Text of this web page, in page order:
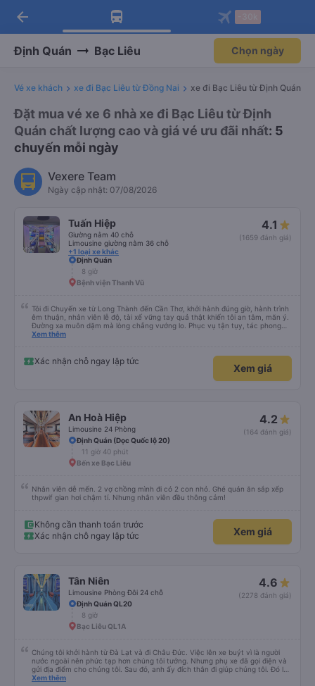
Tải app Vexere ngay!
Nhận ưu đãi thành viên độc
Mở app
Tải app Vexere
-30k/ghế khi đặt vé máy bay qua
Mở app
arrow_back
Định Quán Bạc Liêu Chọn ngày
Vé xe khách xe đi Bạc Liêu từ Đồng Nai xe đi Bạc Liêu từ Định Quán
Đặt mua vé xe 6 nhà xe đi Bạc Liêu từ Định
Quán chất lượng cao và giá vé ưu đãi nhất: 5
chuyến mỗi ngày
Vexere Team
Ngày cập nhật: 07/08/2026
Tuấn Hiệp
Giường nằm 40 chỗ
Limousine giường nằm 36 chỗ
+1 loại xe khác
4.1
(1659 đánh giá)
Định Quán
8 giờ
Bệnh viện Thanh Vũ
Tôi đi Chuyến xe từ Long Thành đến Cần Thơ, khởi hành đúng giờ, hành trình
êm thuận, nhân viên lễ độ, tài xế vững tay quả thật khiến tôi an tâm, mãn ý.
Đường xa muôn dặm mà lòng chẳng vướng lo. Phục vụ tận tụy, tác phong
nghiêm cẩn, hiếm thấy giữa thời buổi kim tiền vội vã. Xã hội loạn đạo. Xin gửi
Xem thêm
Xác nhận chỗ ngay lập tức
Xem giá
An Hoà Hiệp
Limousine 24 Phòng
4.2
(164 đánh giá)
Định Quán (Dọc Quốc lộ 20)
11 giờ 40 phút
Bến xe Bạc Liêu
Nhân viên dễ mến. 2 vợ chồng mình đi có 2 con nhỏ. Ghé quán ăn sắp xếp
thpwif gian hơi chậm tí. Nhưng nhân viên đều thông cảm!
Không cần thanh toán trước
Xác nhận chỗ ngay lập tức
Xem giá
Tân Niên
Limousine Phòng Đôi 24 chỗ
4.6
(2278 đánh giá)
Định Quán QL20
8 giờ
Bạc Liêu QL1A
Chúng tôi khởi hành từ Đà Lạt và đi Châu Đức. Việc lên xe buýt vì là người
nước ngoài nên phức tạp hơn chúng tôi tưởng. Nhưng phụ xe đã gọi điện và
gửi địa điểm cho chúng tôi. Sau đó, anh ấy đích thân đi giúp chúng tôi. Đó là
lần đầu tiên đi xe giường nằm với hai đứa trẻ nhỏ khá thú vị. Chúng tôi không
Xem thêm